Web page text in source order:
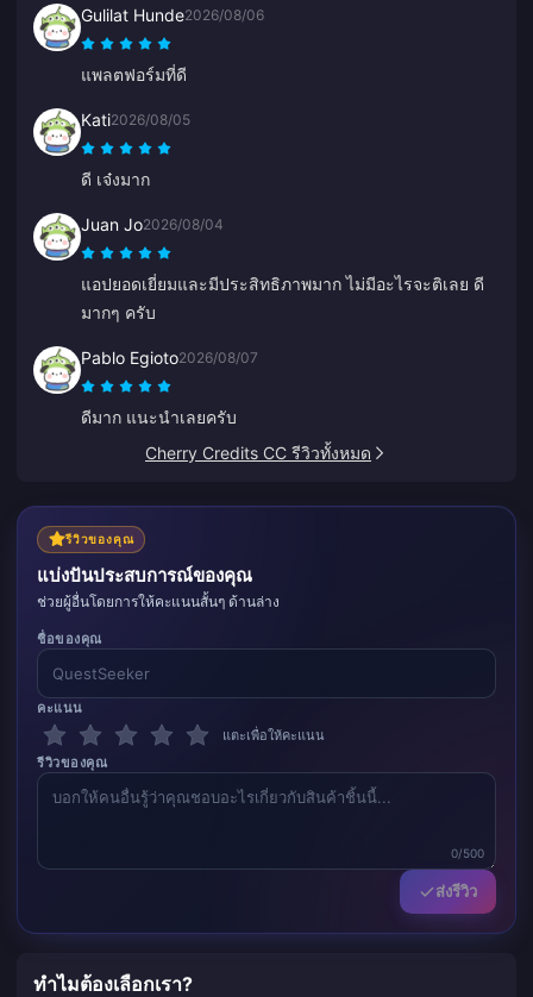
Gulilat Hunde2026/08/06
แพลตฟอร์มที่ดี
Kati2026/08/05
ดี เจ๋งมาก
Juan Jo2026/08/04
แอปยอดเยี่ยมและมีประสิทธิภาพมาก ไม่มีอะไรจะติเลย ดี
มากๆ ครับ
Pablo Egioto2026/08/07
ดีมาก แนะนำเลยครับ
Cherry Credits CC รีวิวทั้งหมด
รีวิวของคุณ
แบ่งปันประสบการณ์ของคุณ
ช่วยผู้อื่นโดยการให้คะแนนสั้นๆ ด้านล่าง
ชื่อของคุณ
คะแนน
แตะเพื่อให้คะแนน
รีวิวของคุณ
0/500
ส่งรีวิว
ทำไมต้องเลือกเรา?